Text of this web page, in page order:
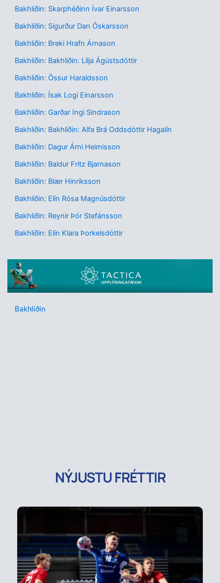
Bakhliðin: Skarphéðinn Ívar Einarsson
Bakhliðin: Sigurður Dan Óskarsson
Bakhliðin: Breki Hrafn Árnason
Bakhliðin: Bakhliðin: Lilja Ágústsdóttir
Bakhliðin: Össur Haraldsson
Bakhliðin: Ísak Logi Einarsson
Bakhliðin: Garðar Ingi Sindrason
Bakhliðin: Bakhliðin: Alfa Brá Oddsdóttir Hagalín
Bakhliðin: Dagur Árni Heimisson
Bakhliðin: Baldur Fritz Bjarnason
Bakhliðin: Blær Hinriksson
Bakhliðin: Elín Rósa Magnúsdóttir
Bakhliðin: Reynir Þór Stefánsson
Bakhliðin: Elín Klara Þorkelsdóttir
Bakhliðin
NÝJUSTU FRÉTTIR